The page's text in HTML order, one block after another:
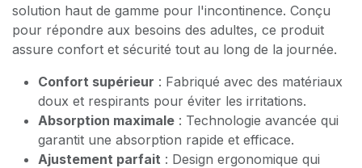
solution haut de gamme pour l'incontinence. Conçu
pour répondre aux besoins des adultes, ce produit
assure confort et sécurité tout au long de la journée.
Confort supérieur : Fabriqué avec des matériaux
doux et respirants pour éviter les irritations.
Absorption maximale : Technologie avancée qui
garantit une absorption rapide et efficace.
Ajustement parfait : Design ergonomique qui